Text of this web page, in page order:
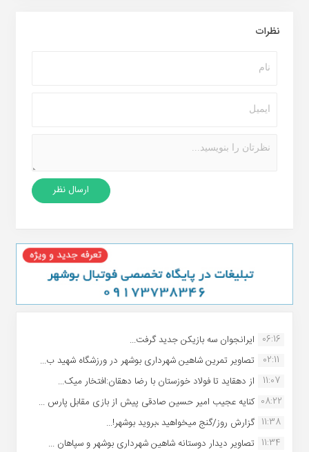
نظرات
06:16 ایرانجوان سه بازیکن جدید گرفت...
02:11
تصاویر تمرین شاهین شهردارى بوشهر در ورزشگاه شهید ب...
11:07
از دهقاید تا فولاد خوزستان با رضا دهقان:افتخار میک...
08:22 کنایه عجیب امیر حسین صادقی پیش از بازی مقابل پارس ...
11:38 گزارش روز/گنج میخواهید ،بروید بوشهر!...
11:34 تصاویر دیدار دوستانه شاهین شهردارى بوشهر و سپاهان ...